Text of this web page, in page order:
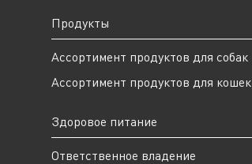
Продукты
Ассортимент продуктов для собак
Ассортимент продуктов для кошек
Здоровое питание
Ответственное владение